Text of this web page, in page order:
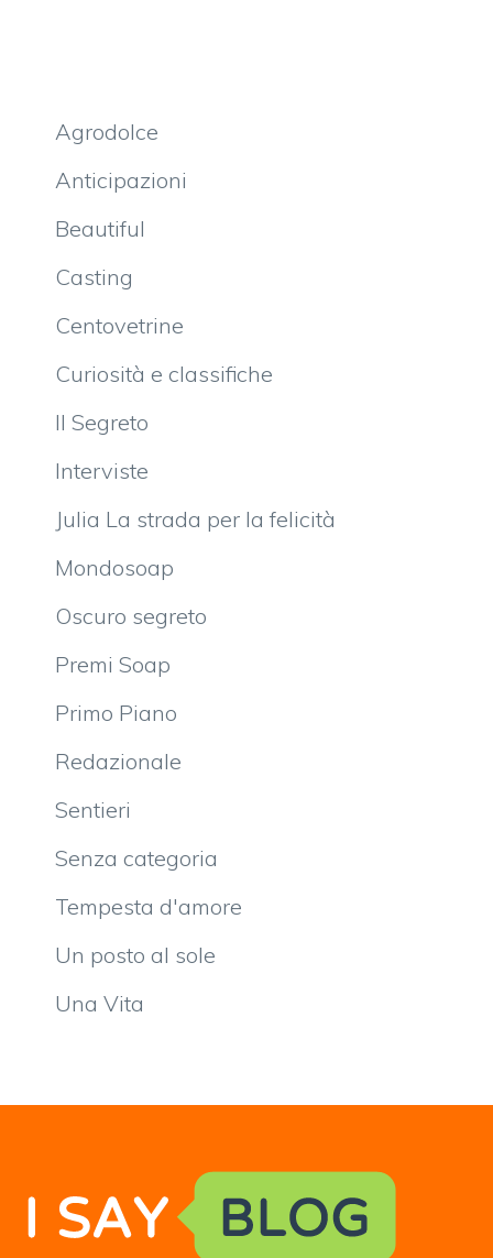
Agrodolce
Anticipazioni
Beautiful
Casting
Centovetrine
Curiosità e classifiche
Il Segreto
Interviste
Julia La strada per la felicità
Mondosoap
Oscuro segreto
Premi Soap
Primo Piano
Redazionale
Sentieri
Senza categoria
Tempesta d'amore
Un posto al sole
Una Vita